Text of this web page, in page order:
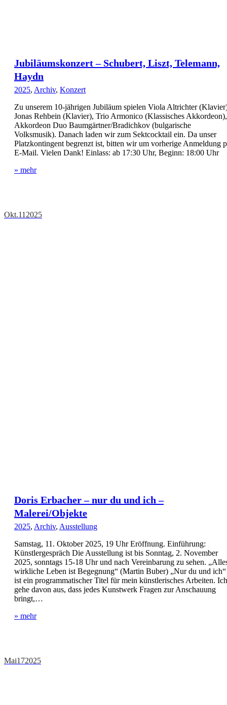
Jubiläumskonzert – Schubert, Liszt, Telemann,
Haydn
2025, Archiv, Konzert
Zu unserem 10-jährigen Jubiläum spielen Viola Altrichter
Jonas Rehbein (Klavier), Trio Armonico (Klassisches Akkordeon),
Akkordeon Duo Baumgärtner/Bradichkov (bulgarische
Volksmusik). Danach laden wir zum Sektcocktail ein. Da unser
Platzkontingent begrenzt ist, bitten wir um vorherige Anmeldung
E-Mail. Vielen Dank! Einlass: ab 17:30 Uhr, Beginn: 18:00 Uhr
» mehr
Okt.11 2025
Doris Erbacher – nur du und ich –
Malerei/Objekte
2025, Archiv, Ausstellung
Samstag, 11. Oktober 2025, 19 Uhr Eröffnung. Einführung:
Künstlergespräch Die Ausstellung ist bis Sonntag, 2. November
2025, sonntags 15-18 Uhr und nach Vereinbarung zu sehen.
wirkliche Leben ist Begegnung“ (Martin Buber) „Nur du und ich“
ist ein programmatischer Titel für mein künstlerisches Arbeiten. Ich
gehe davon aus, dass jedes Kunstwerk Fragen zur Anschauung
bringt,…
» mehr
Mai172025